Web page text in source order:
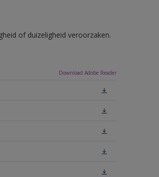
of duizeligheid veroorzaken.
Download Adobe Reader